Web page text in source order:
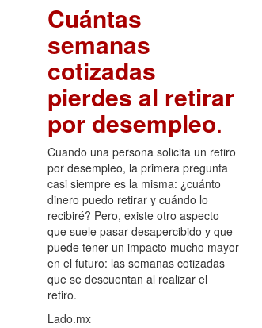
Cuántas
semanas
cotizadas
pierdes al retirar
por desempleo.
Cuando una persona solicita un retiro
por desempleo, la primera pregunta
casi siempre es la misma: ¿cuánto
dinero puedo retirar y cuándo lo
recibiré? Pero, existe otro aspecto
que suele pasar desapercibido y que
puede tener un impacto mucho mayor
en el futuro: las semanas cotizadas
que se descuentan al realizar el
retiro.
Lado.mx